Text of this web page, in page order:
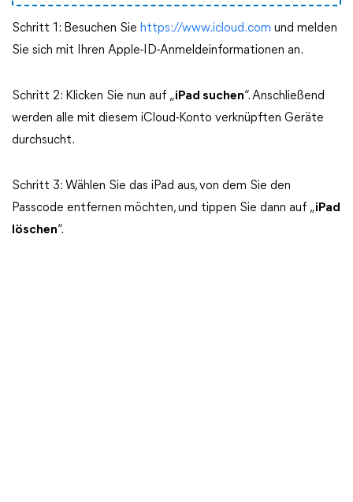
Schritt 1: Besuchen Sie https://www.icloud.com und melden
Sie sich mit Ihren Apple-ID-Anmeldeinformationen an.
Schritt 2: Klicken Sie nun auf „iPad suchen“. Anschließend
werden alle mit diesem iCloud-Konto verknüpften Geräte
durchsucht.
Schritt 3: Wählen Sie das iPad aus, von dem Sie den
Passcode entfernen möchten, und tippen Sie dann auf „iPad
löschen“.